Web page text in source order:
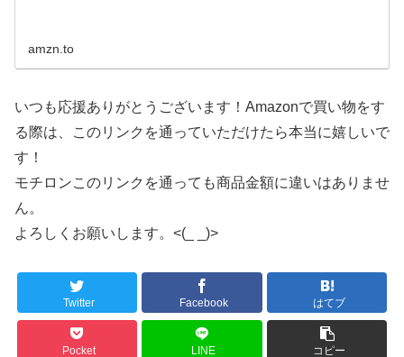
amzn.to
いつも応援ありがとうございます！Amazonで買い物をす
る際は、このリンクを通っていただけたら本当に嬉しいで
す！
モチロンこのリンクを通っても商品金額に違いはありませ
ん。
よろしくお願いします。<(_ _)>
Twitter Facebook はてブ
Pocket LINE コピー